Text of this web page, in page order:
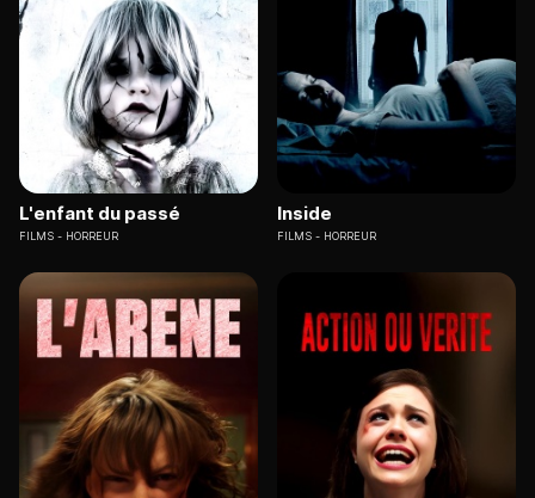
L'enfant du passé
FILMS HORREUR
Inside
FILMS HORREUR